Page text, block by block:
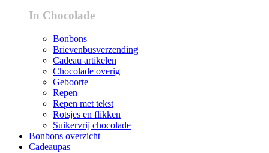
In Chocolade
Bonbons
Brievenbusverzending
Cadeau artikelen
Chocolade overig
Geboorte
Repen
Repen met tekst
Rotsjes en flikken
Suikervrij chocolade
Bonbons overzicht
Cadeaupas